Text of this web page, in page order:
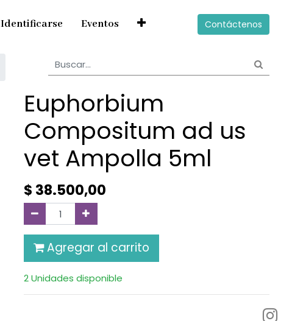
Identificarse Eventos Contáctenos
Euphorbium
Compositum ad us
vet Ampolla 5ml
$ 38.500,00
Agregar al carrito
2 Unidades disponible